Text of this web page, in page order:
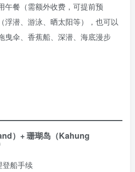
午餐（需额外收费，可提前预
浮潜、游泳、晒太阳等），也可以
曳伞、香蕉船、深潜、海底漫步
）+ 珊瑚岛（Kahung
登船手续